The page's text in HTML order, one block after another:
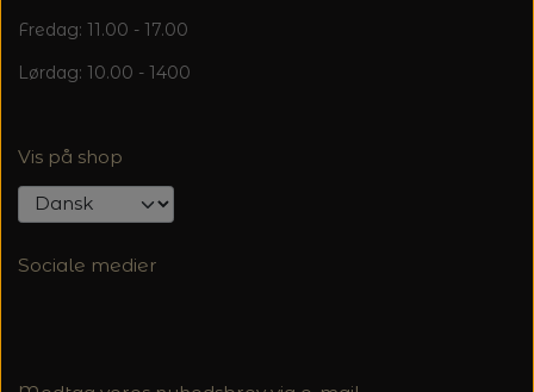
Fredag: 11.00 - 17.00
Lørdag: 10.00 - 1400
Vis på shop
Sociale medier